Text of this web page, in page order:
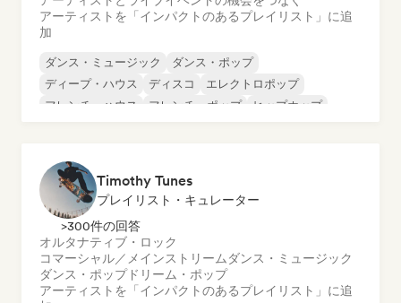
アーティストを「インパクトのあるプレイリスト」に追
加
ダンス・ミュージック
ダンス・ポップ
ディープ・ハウス
ディスコ
エレクトロポップ
フレンチ・ハウス
フレンチ・ポップ ヒップホップ
Timothy Tunes
プレイリスト・キュレーター
>300件の回答
オルタナティブ・ロック
コマーシャル／メインストリーム ダンス・ミュージック
ダンス・ポップドリーム・ポップ
アーティストを「インパクトのあるプレイリスト」に追